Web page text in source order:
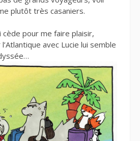
plutôt très casaniers.
cède pour me faire plaisir,
avec Lucie lui semble